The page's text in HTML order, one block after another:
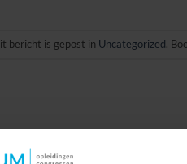
bericht is gepost in Uncategorized.